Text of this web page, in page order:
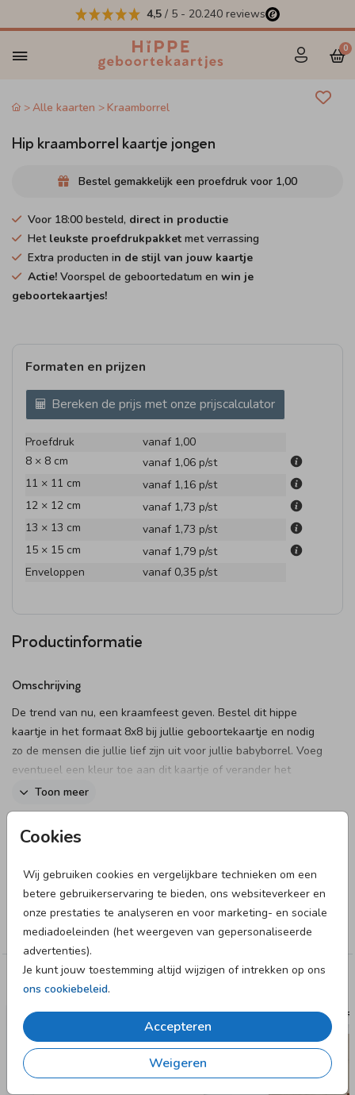
4,5 / 5 - 20.240 reviews
0
Cookies
Wij gebruiken cookies en vergelijkbare technieken om een
betere gebruikerservaring te bieden, ons websiteverkeer en
onze prestaties te analyseren en voor marketing- en sociale
mediadoeleinden (het weergeven van gepersonaliseerde
advertenties).
Je kunt jouw toestemming altijd wijzigen of intrekken op ons
ons cookiebeleid.
Accepteren
Weigeren
Alle kaarten Kraamborrel
Hip kraamborrel kaartje jongen
Bestel gemakkelijk een proefdruk voor 1,00
Voor 18:00 besteld, direct in productie
Het leukste proefdrukpakket met verrassing
Extra producten in de stijl van jouw kaartje
Actie! Voorspel de geboortedatum en win je
geboortekaartjes!
Formaten en prijzen
Bereken de prijs met onze prijscalculator
Proefdruk
vanaf 1,00
8 × 8 cm
vanaf 1,06 p/st
11 × 11 cm
vanaf 1,16 p/st
12 × 12 cm
vanaf 1,73 p/st
13 × 13 cm
vanaf 1,73 p/st
15 × 15 cm
vanaf 1,79 p/st
Enveloppen
vanaf 0,35 p/st
Productinformatie
Omschrijving
De trend van nu, een kraamfeest geven. Bestel dit hippe
kaartje in het formaat 8x8 bij jullie geboortekaartje en nodig
zo de mensen die jullie lief zijn uit voor jullie babyborrel. Voeg
eventueel een kleur toe aan dit kaartje of verander het
lettertype.
Toon meer
Designer
Collectie
Kraamborrel
Deze designs vind je misschien ook leuk
KRAAMBORRELKAART